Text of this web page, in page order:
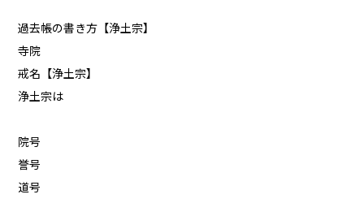
過去帳の書き方【浄土宗】
寺院
戒名【浄土宗】
浄土宗は
院号
誉号
道号